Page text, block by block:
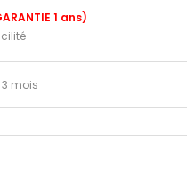
1 ans)
3 mois